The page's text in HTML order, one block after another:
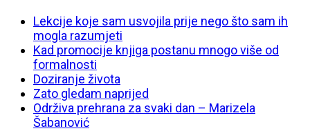
Lekcije koje sam usvojila prije nego što sam ih
mogla razumjeti
Kad promocije knjiga postanu mnogo više od
formalnosti
Doziranje života
Zato gledam naprijed
Održiva prehrana za svaki dan – Marizela
Šabanović